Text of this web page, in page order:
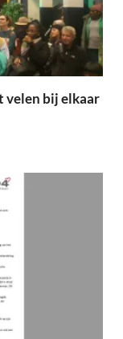
velen bij elkaar